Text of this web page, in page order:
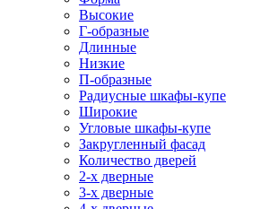
Высокие
Г-образные
Длинные
Низкие
П-образные
Радиусные шкафы-купе
Широкие
Угловые шкафы-купе
Закругленный фасад
Количество дверей
2-х дверные
3-х дверные